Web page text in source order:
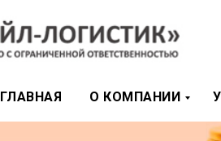
ГЛАВНАЯ О КОМПАНИИ